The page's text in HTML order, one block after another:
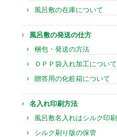
風呂敷の在庫について
風呂敷の発送の仕方
梱包・発送の方法
ＯＰＰ袋入れ加工について
贈答用の化粧箱について
名入れ印刷方法
風呂敷名入れはシルク印刷
シルク刷り版の保管